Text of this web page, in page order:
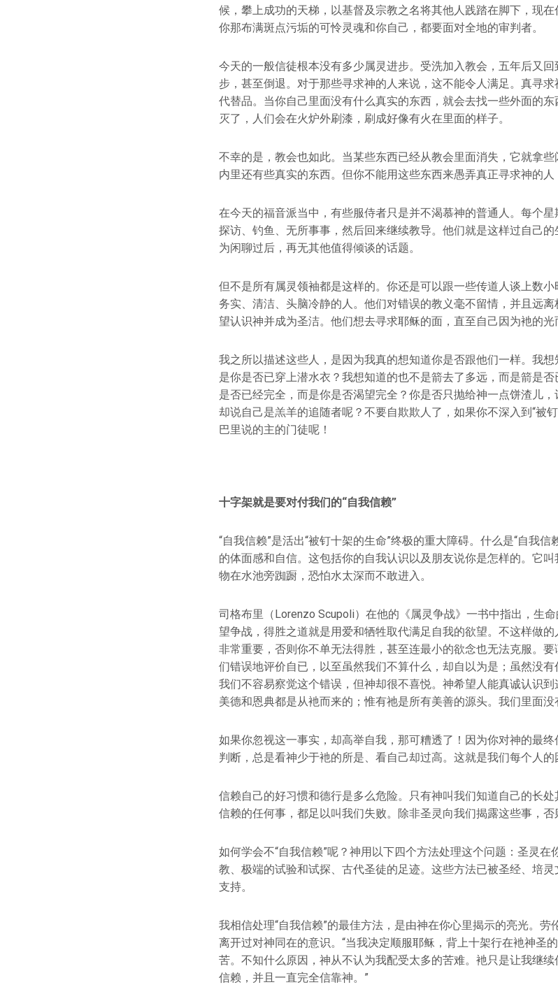
候，攀上成功的天梯，以基督及宗教之名将其他人践踏在脚下，现
你那布满斑点污垢的可怜灵魂和你自己，都要面对全地的审判者。
今天的一般信徒根本没有多少属灵进步。受洗加入教会，五年后又
步，甚至倒退。对于那些寻求神的人来说，这不能令人满足。真寻
代替品。当你自己里面没有什么真实的东西，就会去找一些外面的
灭了，人们会在火炉外刷漆，刷成好像有火在里面的样子。
不幸的是，教会也如此。当某些东西已经从教会里面消失，它就拿
内里还有些真实的东西。但你不能用这些东西来愚弄真正寻求神的人
在今天的福音派当中，有些服侍者只是并不渴慕神的普通人。每个
探访、钓鱼、无所事事，然后回来继续教导。他们就是这样过自己
为闲聊过后，再无其他值得倾谈的话题。
但不是所有属灵领袖都是这样的。你还是可以跟一些传道人谈上数
务实、清洁、头脑冷静的人。他们对错误的教义毫不留情，并且远
望认识神并成为圣洁。他们想去寻求耶稣的面，直至自己因为衪的光
我之所以描述这些人，是因为我真的想知道你是否跟他们一样。我
是你是否已穿上潜水衣？我想知道的也不是箭去了多远，而是箭是
是否已经完全，而是你是否渴望完全？你是否只抛给神一点饼渣儿，
却说自己是羔羊的追随者呢？不要自欺欺人了，如果你不深入到“被
巴里说的主的门徒呢！
十字架就是要对付我们的“自我信赖”
“自我信赖”是活出“被钉十架的生命”终极的重大障碍。什么是“自我
的体面感和自信。这包括你的自我认识以及朋友说你是怎样的。它
物在水池旁踟蹰，恐怕水太深而不敢进入。
司格布里（Lorenzo Scupoli）在他的《属灵争战》一书中指出，生
望争战，得胜之道就是用爱和牺牲取代满足自我的欲望。不这样做的
非常重要，否则你不单无法得胜，甚至连最小的欲念也无法克服。
们错误地评价自已，以至虽然我们不算什么，却自以为是；虽然没有
我们不容易察觉这个错误，但神却很不喜悦。神希望人能真诚认识
美德和恩典都是从衪而来的；惟有祂是所有美善的源头。我们里面没
如果你忽视这一事实，却高举自我，那可糟透了！因为你对神的最
判断，总是看神少于衪的所是、看自己却过高。这就是我们每个人的
信赖自己的好习惯和德行是多么危险。只有神叫我们知道自己的长
信赖的任何事，都足以叫我们失败。除非圣灵向我们揭露这些事，否
如何学会不“自我信赖”呢？神用以下四个方法处理这个问题：圣灵在
教、极端的试验和试探、古代圣徒的足迹。这些方法已被圣经、培
支持。
我相信处理“自我信赖”的最佳方法，是由神在你心里揭示的亮光。
离开过对神同在的意识。“当我决定顺服耶稣，背上十架行在衪神圣
苦。不知什么原因，神从不认为我配受太多的苦难。衪只是让我继
信赖，并且一直完全信靠神。”